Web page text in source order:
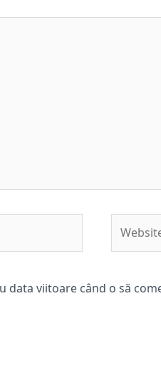
data viitoare când o să